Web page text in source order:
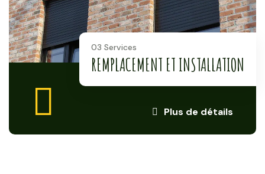
Plus de détails
03 Services
REMPLACEMENT ET INSTALLATION